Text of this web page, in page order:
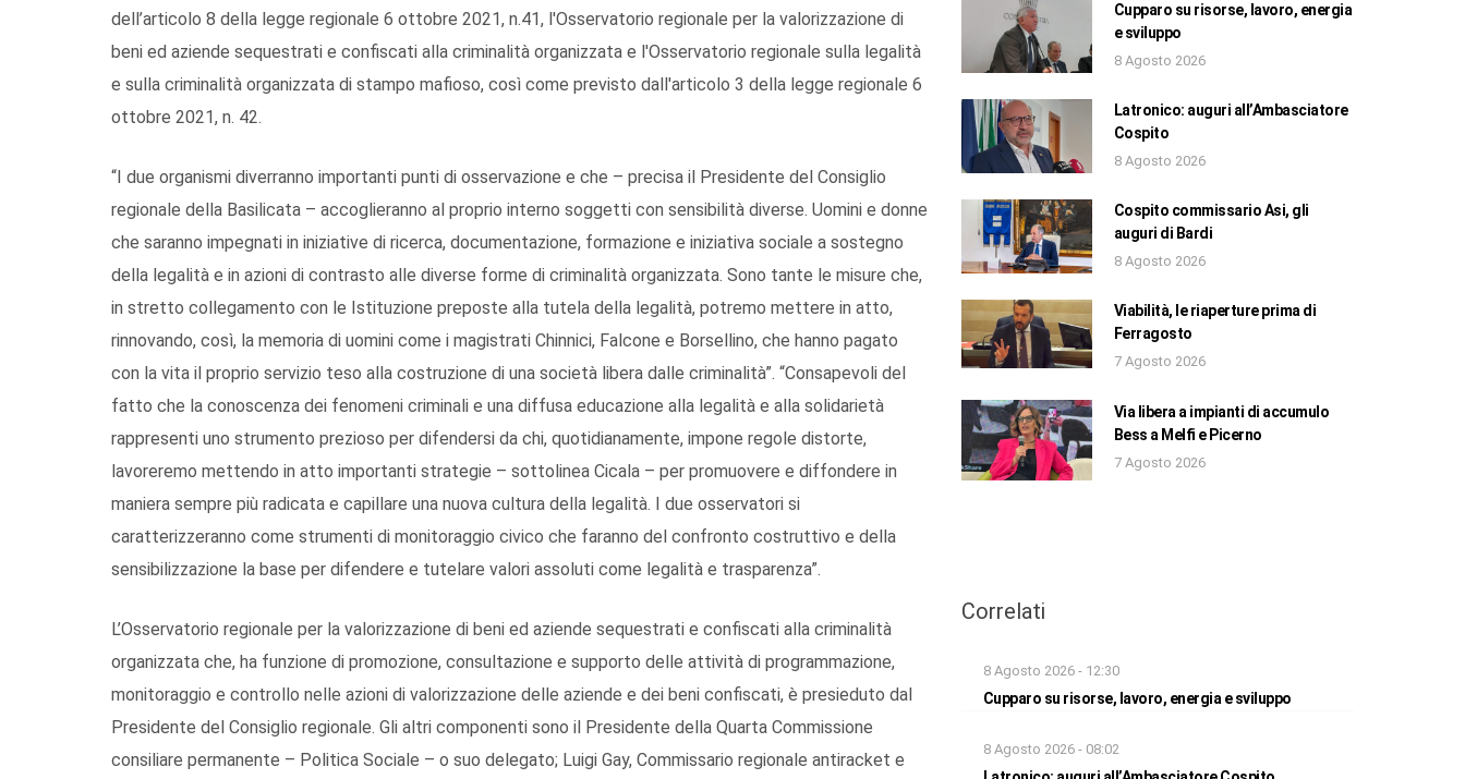
dell’articolo 8 della legge regionale 6 ottobre 2021, n.41, l'Osservatorio regionale per la valorizzazione di
beni ed aziende sequestrati e confiscati alla criminalità organizzata e l'Osservatorio regionale sulla legalità
e sulla criminalità organizzata di stampo mafioso, così come previsto dall'articolo 3 della legge regionale 6
ottobre 2021, n. 42.
“I due organismi diverranno importanti punti di osservazione e che – precisa il Presidente del Consiglio
regionale della Basilicata – accoglieranno al proprio interno soggetti con sensibilità diverse. Uomini e donne
che saranno impegnati in iniziative di ricerca, documentazione, formazione e iniziativa sociale a sostegno
della legalità e in azioni di contrasto alle diverse forme di criminalità organizzata. Sono tante le misure che,
in stretto collegamento con le Istituzione preposte alla tutela della legalità, potremo mettere in atto,
rinnovando, così, la memoria di uomini come i magistrati Chinnici, Falcone e Borsellino, che hanno pagato
con la vita il proprio servizio teso alla costruzione di una società libera dalle criminalità”. “Consapevoli del
fatto che la conoscenza dei fenomeni criminali e una diffusa educazione alla legalità e alla solidarietà
rappresenti uno strumento prezioso per difendersi da chi, quotidianamente, impone regole distorte,
lavoreremo mettendo in atto importanti strategie – sottolinea Cicala – per promuovere e diffondere in
maniera sempre più radicata e capillare una nuova cultura della legalità. I due osservatori si
caratterizzeranno come strumenti di monitoraggio civico che faranno del confronto costruttivo e della
sensibilizzazione la base per difendere e tutelare valori assoluti come legalità e trasparenza”.
L’Osservatorio regionale per la valorizzazione di beni ed aziende sequestrati e confiscati alla criminalità
organizzata che, ha funzione di promozione, consultazione e supporto delle attività di programmazione,
monitoraggio e controllo nelle azioni di valorizzazione delle aziende e dei beni confiscati, è presieduto dal
Presidente del Consiglio regionale. Gli altri componenti sono il Presidente della Quarta Commissione
consiliare permanente – Politica Sociale – o suo delegato; Luigi Gay, Commissario regionale antiracket e
Cupparo su risorse, lavoro, energia
e sviluppo
8 Agosto 2026
Latronico: auguri all’Ambasciatore
Cospito
8 Agosto 2026
Cospito commissario Asi, gli
auguri di Bardi
8 Agosto 2026
Viabilità, le riaperture prima di
Ferragosto
7 Agosto 2026
Via libera a impianti di accumulo
Bess a Melfi e Picerno
7 Agosto 2026
Correlati
8 Agosto 2026 - 12:30
Cupparo su risorse, lavoro, energia e sviluppo
8 Agosto 2026 - 08:02